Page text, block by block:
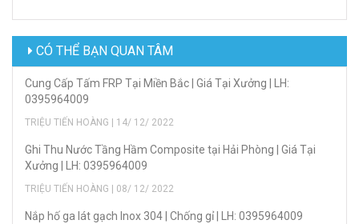
CÓ THỂ BẠN QUAN TÂM
Cung Cấp Tấm FRP Tại Miền Bắc | Giá Tại Xưởng | LH:
0395964009
TRIỆU TIẾN HOÀNG | 14/ 12/ 2022
Ghi Thu Nước Tầng Hầm Composite tại Hải Phòng | Giá Tại
Xưởng | LH: 0395964009
TRIỆU TIẾN HOÀNG | 08/ 12/ 2022
Nắp hố ga lát gạch Inox 304 | Chống gỉ | LH: 0395964009